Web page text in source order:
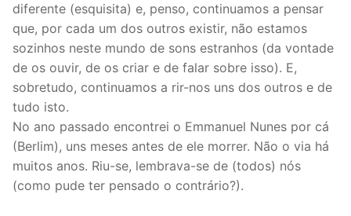
diferente (esquisita) e, penso, continuamos a pensar
que, por cada um dos outros existir, não estamos
sozinhos neste mundo de sons estranhos (da vontade
de os ouvir, de os criar e de falar sobre isso). E,
sobretudo, continuamos a rir-nos uns dos outros e de
tudo isto.
No ano passado encontrei o Emmanuel Nunes por cá
(Berlim), uns meses antes de ele morrer. Não o via há
muitos anos. Riu-se, lembrava-se de (todos) nós
(como pude ter pensado o contrário?).